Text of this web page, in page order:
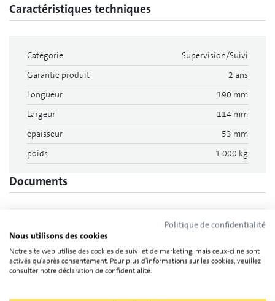
Caractéristiques techniques
Catégorie
Supervision/Suivi
Garantie produit
2 ans
Longueur
190 mm
Largeur
114 mm
épaisseur
53 mm
poids
1.000 kg
Documents
Fiches techniques, 1
fiche technique 1
Politique de confidentialité
Nous utilisons des cookies
Notre site web utilise des cookies de suivi et de marketing, mais ceux-ci ne sont
activés qu'après consentement. Pour plus d'informations sur les cookies, veuillez
consulter notre déclaration de confidentialité.